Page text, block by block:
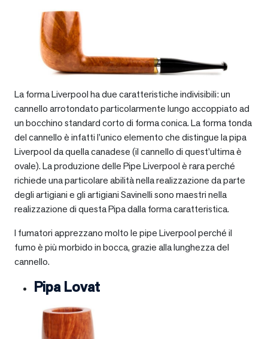
La forma Liverpool ha due caratteristiche indivisibili: un
cannello arrotondato particolarmente lungo accoppiato ad
un bocchino standard corto di forma conica. La forma tonda
del cannello è infatti l’unico elemento che distingue la pipa
Liverpool da quella canadese (il cannello di quest’ultima è
ovale). La produzione delle Pipe Liverpool è rara perché
richiede una particolare abilità nella realizzazione da parte
degli artigiani e gli artigiani Savinelli sono maestri nella
realizzazione di questa Pipa dalla forma caratteristica.
I fumatori apprezzano molto le pipe Liverpool perché il
fumo è più morbido in bocca, grazie alla lunghezza del
cannello.
Pipa Lovat